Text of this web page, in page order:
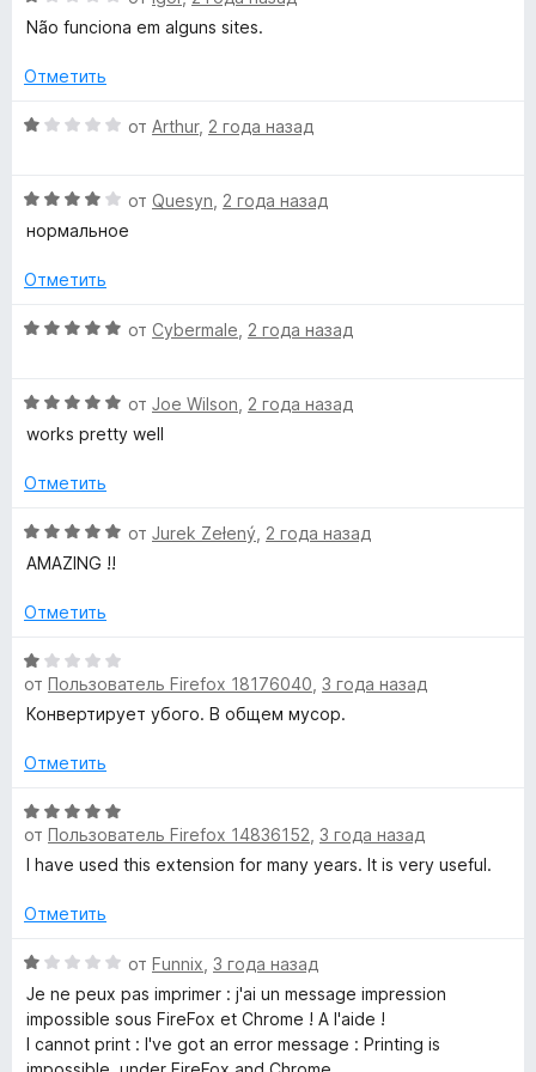
и
5
ц
н
н
а
з
Não funciona em alguns sites.
Отметить
О
н
е
о
а
з
5
от Arthur, 2 года назад
О
ц
н
н
а
з
от Quesyn 2 года назад
нормальное
Отметить
О
н
е
о
а
5
з
от Cybermale 2 года назад
О
ц
н
н
о
а
и
з
5
от Joe Wilson 2 года назад
works pretty well
Отметить
О
ц
н
н
о
н
5
з
5
от Jurek Zełený 2 года назад
AMAZING !!
Отметить
О
ц
е
е
о
н
а
и
5
от Пользователь Firefox 18176040 3 года назад
Конвертирует убого. В общем мусор.
Отметить
О
ц
е
е
о
н
а
5
и
от Пользователь Firefox 14836152 3 года назад
I have used this extension for many years. It is very useful.
Отметить
О
ц
е
н
е
от Funnix 3 года назад
Je ne peux pas imprimer : j'ai un message impression
impossible sous FireFox et Chrome ! A l'aide !
I cannot print : I've got an error message : Printing is